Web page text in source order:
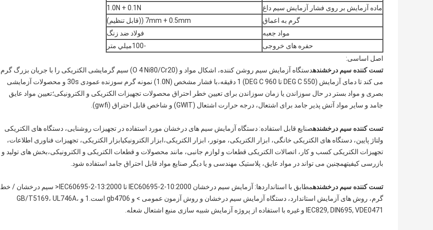
ماده آزمایش بر روی فشار آزمایش سیم داغ
1.0N + 0.1N
گرم به اعماق
7mm + 0.5mm ((قابل تنظیم)
مواد جعبه
فولاد ضد زنگ
حفره های خروجی
-100ميلي متر
اصل اساسی:
تست کننده سیم درخشنده
دستگاه آزمایش سیم روشن کننده، اشکال مواد و (O 4 Ni80/Cr20) سیم گرمایشی الکتریکی را با جریان بزرگ گرم
می کند تا دمای آزمایش (550 DEG C تا 960 DEG C) 1 دقیقه،با فشار مشخص (1.0N) نمونه گرم سوزنده عمودی 30s و محصولات آزمایشی
بصری و مواد بستر در حال سوزاندن یا زمان سوزاندن برای تعیین خطر احتراق محصولات تجهیزات الکتریکی و الکترونیکی؛تعیین مواد عایق
جامد و سایر مواد آتش پذیر جامد برای اشتعال، درجه حرارت اشتعال (GWIT) و شاخص قابل احتراق (gwfi).
تست کننده سیم درخشندهصنایع قابل استفاده: دستگاه آزمایش سیم های درخشان مورد استفاده در تجهیزات روشنایی، دستگاه های الکتریکی
ولتاژ پایین، دستگاه های الکتریکی خانگی، ابزار الکتریکی، موتور، ابزار الکتریکی،ابزار الکترونیکیابزار الکتریکی، تجهیزات فناوری اطلاعات،
تجهیزات الکتریکی کسب و کار، اتصالات الکتریکی قطعات و لوازم جانبی، مانند محصولات و قطعات الکتریکی و الکترونیکی،بخش های تولید و
بازرسی کیفیتهمچنین می تواند در مواد عایق، پلاستیک مهندسی و یا دیگر صنایع مواد قابل احتراق جامد استفاده شود.
تست کننده سیم درخشنده
مطابق با استانداردها: آزمایش سیم درخشان IEC60695-2-10:2000 تا IEC60695-2-13:2000< سیم درخشان / خط
گرم، روش های آزمایش استاندارد، دستگاه آزمایش سیم درخشان و روش آزمون عمومی > و gb4706 است.1 و GB/T5169، UL746A،
IEC829, DIN695, VDE0471 و غیره با استفاده از پروژه آزمایش شبیه سازی منبع اشتعال شعله.